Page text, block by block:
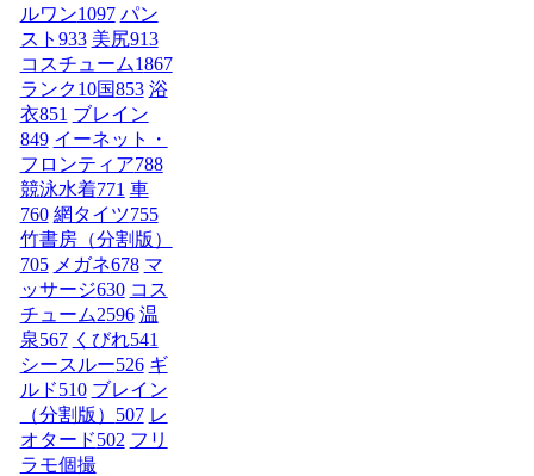
ルワン1097 パン
スト 933 美尻913
コスチューム1867
ランク10国853 浴
衣851 ブレイン
849 イーネット・
フロンティア788
競泳水着771 車
760 網タイツ755
竹書房（分割版）
705 メガネ678 マ
ッサージ630 コス
チューム2596 温
泉567 くびれ541
シースルー526 ギ
ルド510 ブレイン
（分割版） 507 レ
オタード502 フリ
ラモ個撮